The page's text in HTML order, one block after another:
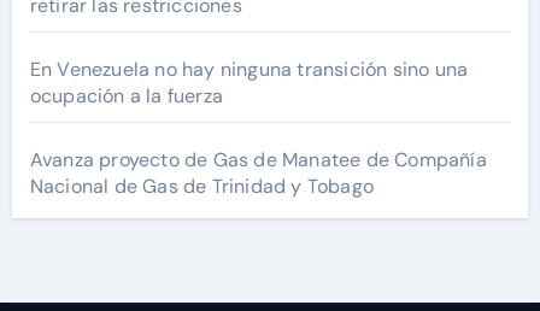
retirar las restricciones
En Venezuela no hay ninguna transición sino una
ocupación a la fuerza
Avanza proyecto de Gas de Manatee de Compañía
Nacional de Gas de Trinidad y Tobago